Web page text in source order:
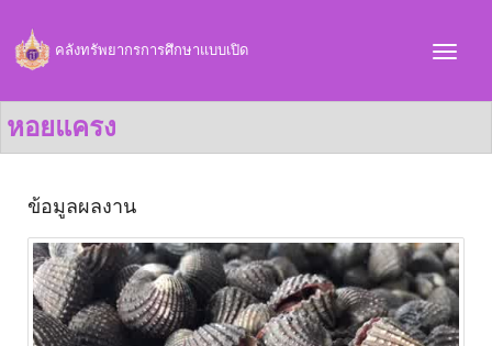
คลังทรัพยากรการศึกษาแบบเปิด
หอยแครง
ข้อมูลผลงาน